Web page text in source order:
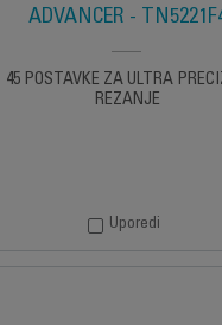
ADVANCER -
45 POSTAVKE ZA ULTRA
REZANJE
Uporedi